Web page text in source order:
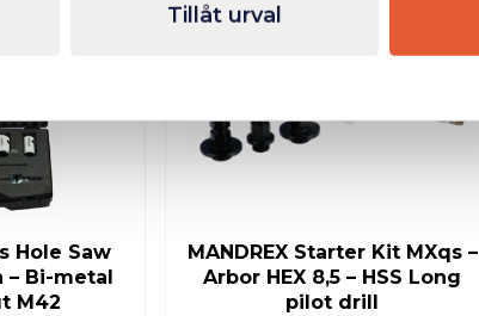
Tillåt urval
Hole Saw
– Bi-metal
M42
MANDREX Starter Kit MXqs –
Arbor HEX 8,5 – HSS Long
pilot drill